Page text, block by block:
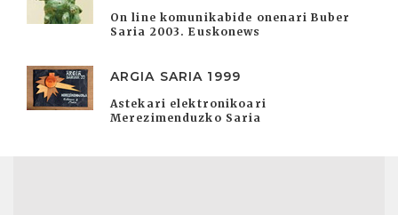
On line komunikabide onenari Buber
Saria 2003. Euskonews
ARGIA SARIA 1999
Astekari elektronikoari
Merezimenduzko Saria